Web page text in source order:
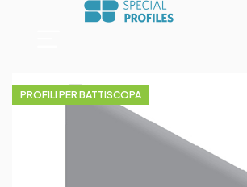
PROFILI PER BATTISCOPA